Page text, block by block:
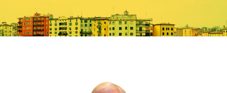
News
Contatti